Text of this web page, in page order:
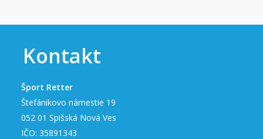
Kontakt
Šport Retter
Štefánikovo námestie 19
052 01 Spišská Nová Ves
IČO: 35891343